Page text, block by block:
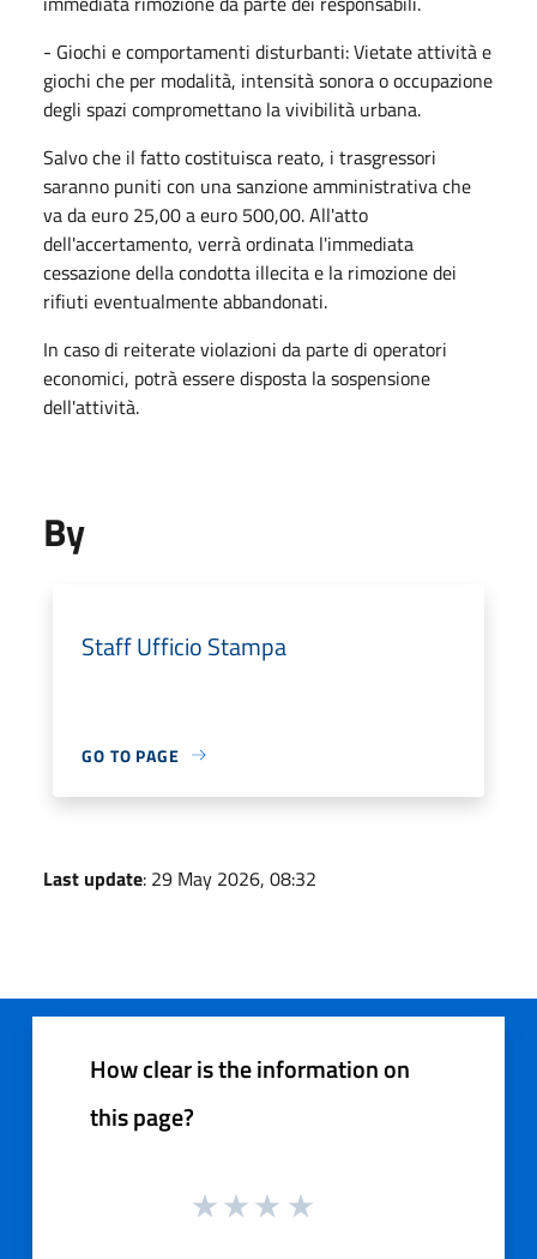
- Giochi e comportamenti disturbanti: Vietate attività e
giochi che per modalità, intensità sonora o occupazione
degli spazi compromettano la vivibilità urbana.
Salvo che il fatto costituisca reato, i trasgressori
saranno puniti con una sanzione amministrativa che
va da euro 25,00 a euro 500,00. All'atto
dell'accertamento, verrà ordinata l'immediata
cessazione della condotta illecita e la rimozione dei
rifiuti eventualmente abbandonati.
In caso di reiterate violazioni da parte di operatori
economici, potrà essere disposta la sospensione
dell'attività.
By
Staff Ufficio Stampa
GO TO PAGE
Last update: 29 May 2026, 08:32
How clear is the information on
this page?